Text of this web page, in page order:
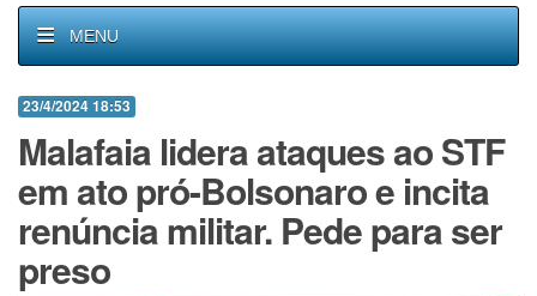
MENU
23/4/2024 18:53
Malafaia lidera ataques ao STF
em ato pró-Bolsonaro e incita
renúncia militar. Pede para ser
preso